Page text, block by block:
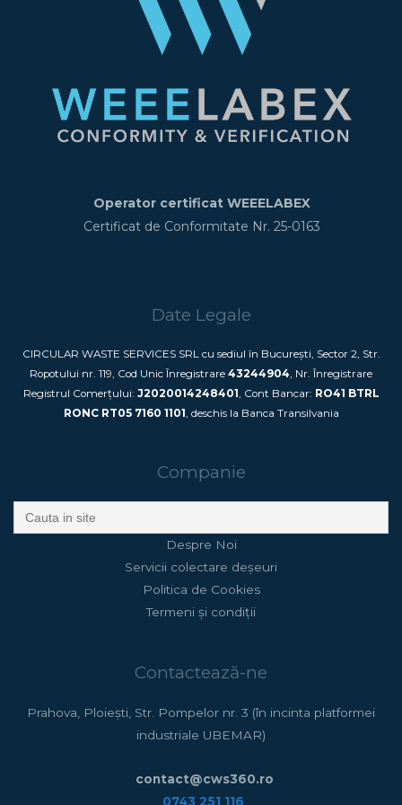
Operator certificat WEEELABEX
Certificat de Conformitate Nr. 25-0163
Date Legale
CIRCULAR WASTE SERVICES SRL cu sediul în București, Sector 2, Str.
Ropotului nr. 119, Cod Unic Înregistrare 43244904 , Nr. Înregistrare
Registrul Comerțului: J2020014248401 , Cont Bancar: RO41 BTRL
RONC RT05 7160 1101 , deschis la Banca Transilvania
Companie
Search
for:
Despre Noi
Servicii colectare deșeuri
Politica de Cookies
Termeni și condiții
Contactează-ne
Prahova, Ploiești, Str. Pompelor nr. 3 (în incinta platformei
industriale UBEMAR)
contact@cws360.ro
0743 251 116